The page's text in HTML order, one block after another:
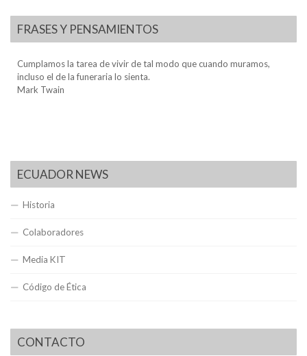
FRASES Y PENSAMIENTOS
Cumplamos la tarea de vivir de tal modo que cuando muramos,
incluso el de la funeraria lo sienta.
Mark Twain
ECUADOR NEWS
Historia
Colaboradores
Media KIT
Código de Ética
CONTACTO